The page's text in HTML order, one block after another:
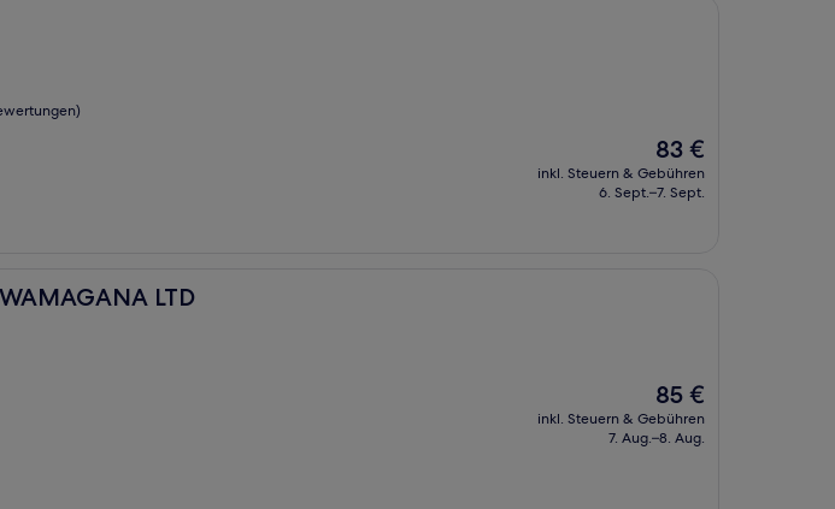
Der
Preis
beträgt
83 €
inkl. Steuern & Gebühren
6. Sept.–7. Sept.
LTD
LTD
Der
Preis
beträgt
85 €
inkl. Steuern & Gebühren
7. Aug.–8. Aug.